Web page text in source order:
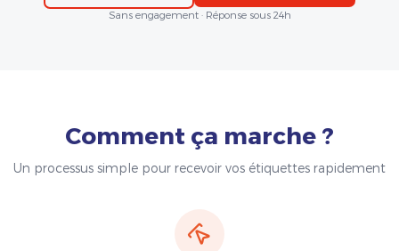
Sans engagement · Réponse sous 24h
Comment ça marche ?
Un processus simple pour recevoir vos étiquettes rapidement